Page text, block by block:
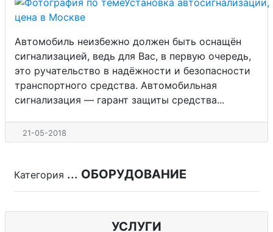
УСЛУГИ
Автомобиль неизбежно должен быть оснащён
сигнализацией, ведь для Вас, в первую очередь,
это ручательство в надёжности и безопасности
транспортного средства. Автомобильная
сигнализация — гарант защиты средства...
21-05-2018
Категория ... ОБОРУДОВАНИЕ